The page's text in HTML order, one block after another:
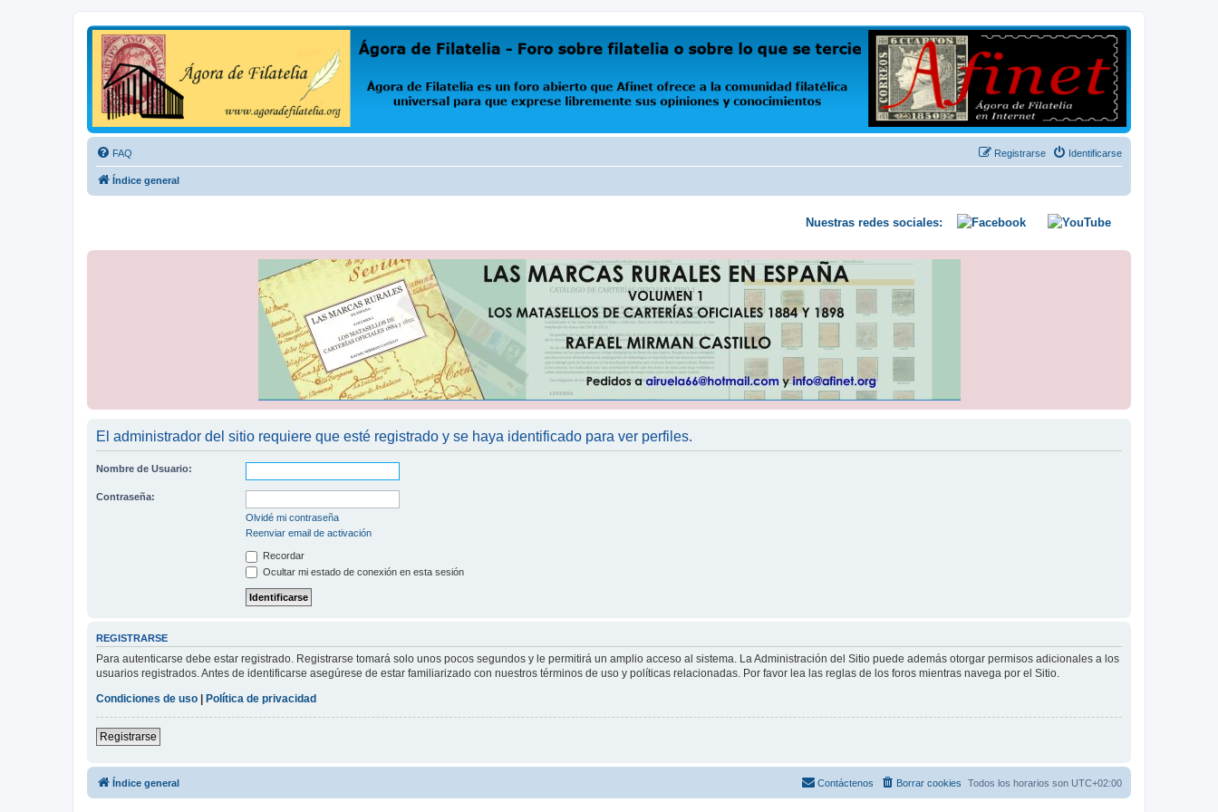
Ágora de Filatelia
Foro sobre filatelia o sobre lo que se tercie. Ágora de Filatelia es un foro abierto que Afinet ofrece a la comunidad filatélica universal para que exprese libremente sus opiniones y conocimientos
FAQ Identificarse
Registrarse
Índice general
Nuestras redes sociales:
El administrador del sitio requiere que esté registrado y se haya identificado para ver perfiles.
Nombre de Usuario:
Contraseña:
Olvidé mi contraseña
Reenviar email de activación
Recordar
Ocultar mi estado de conexión en esta sesión
REGISTRARSE
Para autenticarse debe estar registrado. Registrarse tomará solo unos pocos segundos y le permitirá un amplio acceso al sistema. La Administración del Sitio puede además otorgar permisos adicionales a los
usuarios registrados. Antes de identificarse asegúrese de estar familiarizado con nuestros términos de uso y políticas relacionadas. Por favor lea las reglas de los foros mientras navega por el Sitio.
Condiciones de uso | Política de privacidad
Registrarse
Índice general Todos los horarios son UTC+02:00
Borrar cookies
Contáctenos